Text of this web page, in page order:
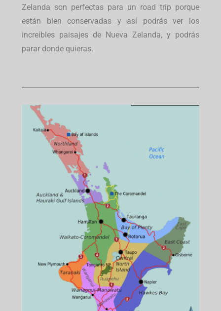
Zelanda son perfectas para un road trip porque
están bien conservadas y así podrás ver los
increíbles paisajes de Nueva Zelanda, y podrás
parar donde quieras.